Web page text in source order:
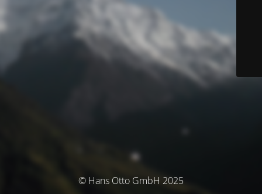
© Hans Otto GmbH 2025